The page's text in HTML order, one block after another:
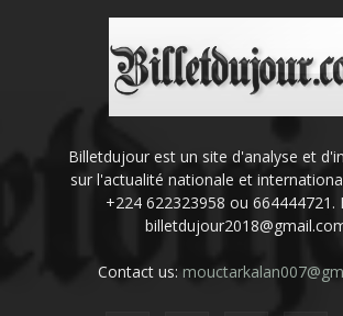
Billetdujour est un site d'analyse et
sur l'actualité nationale et
+224 622323958 ou 664444721.
Contact us: